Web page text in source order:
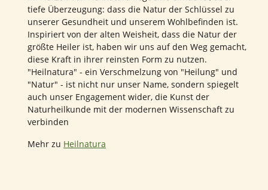
tiefe Überzeugung: dass die Natur der Schlüssel zu
unserer Gesundheit und unserem Wohlbefinden ist.
Inspiriert von der alten Weisheit, dass die Natur der
größte Heiler ist, haben wir uns auf den Weg gemacht,
diese Kraft in ihrer reinsten Form zu nutzen.
"Heilnatura" - ein Verschmelzung von "Heilung" und
"Natur" - ist nicht nur unser Name, sondern spiegelt
auch unser Engagement wider, die Kunst der
Naturheilkunde mit der modernen Wissenschaft zu
verbinden
Mehr zu Heilnatura